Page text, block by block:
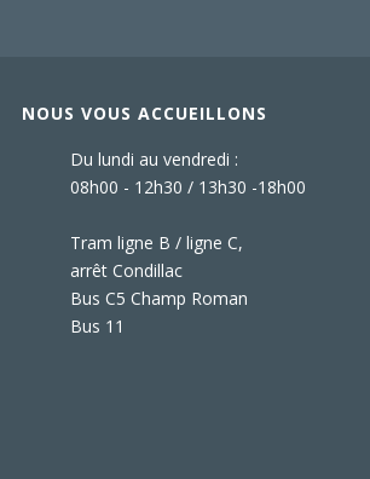
NOUS VOUS ACCUEILLONS
Du lundi au vendredi :
08h00 - 12h30 / 13h30 -18h00
Tram ligne B / ligne C,
arrêt Condillac
Bus C5 Champ Roman
Bus 11